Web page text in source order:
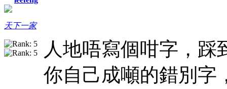
天下一家
人地唔寫個咁字，踩
你自己成噸的錯別字